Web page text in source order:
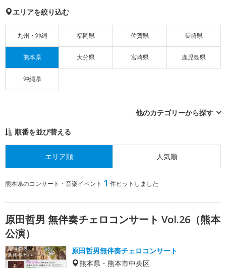
エリアを絞り込む
九州・沖縄 福岡県 佐賀県 長崎県
熊本県 大分県 宮崎県 鹿児島県
沖縄県
他のカテゴリーから探す
順番を並び替える
エリア順 人気順
熊本県のコンサート・音楽イベント 1 件ヒットしました
原田哲男 無伴奏チェロコンサート Vol.26（熊本
公演）
原田哲男無伴奏チェロコンサート
熊本県・熊本市中央区